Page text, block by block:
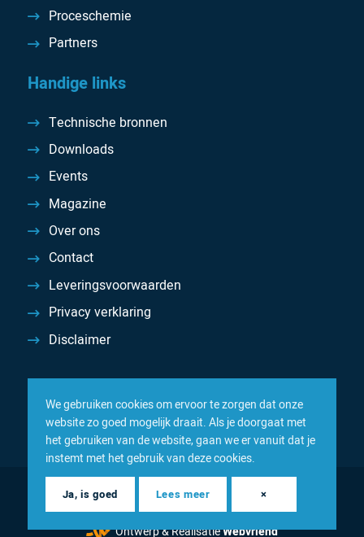
Proceschemie
Partners
Handige links
Technische bronnen
Downloads
Events
Magazine
Over ons
Contact
Leveringsvoorwaarden
Privacy verklaring
Disclaimer
© 2026 Inacom — Sterk in spareparts, consumables en
componenten
Ontwerp & RealisatieWebvriend
We gebruiken cookies om ervoor te zorgen dat onze
website zo goed mogelijk draait. Als je doorgaat met
het gebruiken van de website, gaan we er vanuit dat je
instemt met het gebruik van deze cookies.
Ja, is goed Lees meer ×